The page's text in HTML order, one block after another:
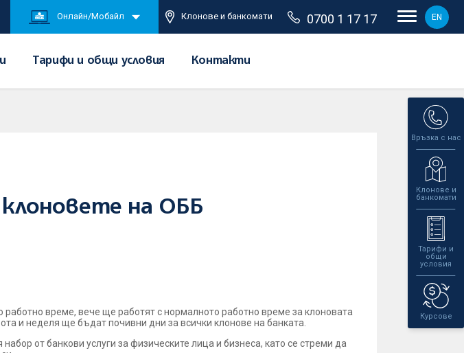
Онлайн/Мобайл Клонове и банкомати 0700 1 17 17 EN
Тарифи и общи условия Контакти
Връзка с нас
Клонове и
банкомати
Тарифи и
общи
условия
Курсове
на ОББ
време, вече ще работят с нормалното работно време за клоновата
и неделя ще бъдат почивни дни за всички клонове на банката.
от банкови услуги за физическите лица и бизнеса, като се стреми да